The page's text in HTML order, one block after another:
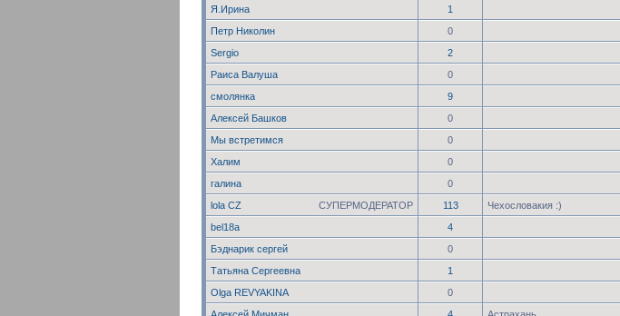
Я.Ирина
1
Петр Николин
0
Sergio
2
Раиса Валуша
0
смолянка
9
Алексей Башков
0
Мы встретимся
0
Халим
0
галина
0
СУПЕРМОДЕРАТОР
lola CZ 113 Чехословакия :)
bel18a
4
Бэднарик сергей
0
Татьяна Сергеевна
1
Olga REVYAKINA
0